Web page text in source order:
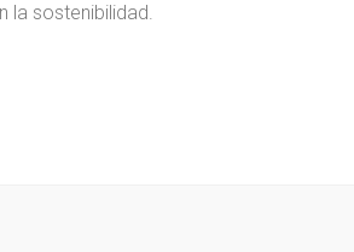
la sostenibilidad.